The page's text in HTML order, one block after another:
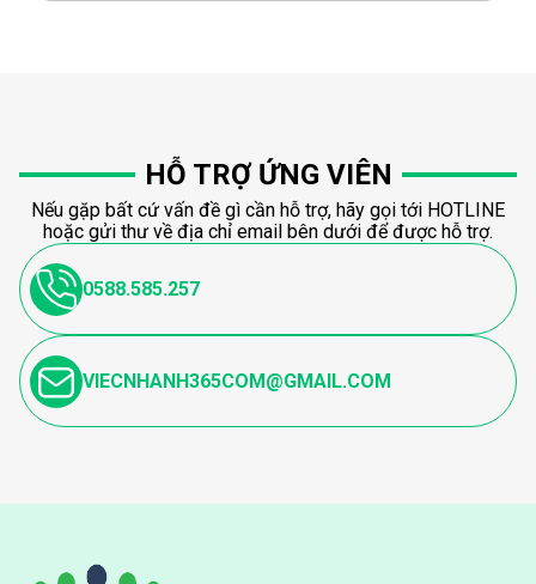
HỖ TRỢ ỨNG VIÊN
Nếu gặp bất cứ vấn đề gì cần hỗ trợ, hãy gọi tới HOTLINE
hoặc gửi thư về địa chỉ email bên dưới để được hỗ trợ.
0588.585.257
VIECNHANH365COM@GMAIL.COM